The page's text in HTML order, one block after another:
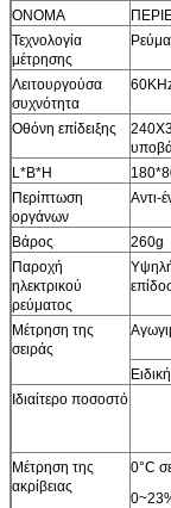
ΟΝΟΜΑ
Τεχνολογία
μέτρησης
Λειτουργούσα
συχνότητα
Οθόνη επίδειξης
L*B*H
Περίπτωση
οργάνων
Αντι-
Βάρος
260g
Παροχή
ηλεκτρικού
ρεύματος
Μέτρηση της
σειράς
Ιδιαίτερο ποσοστό
Μέτρηση της
ακρίβειας
0°C